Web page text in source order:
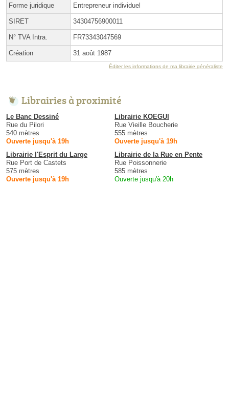
Forme juridique Entrepreneur individuel
SIRET 34304756900011
N° TVA Intra. FR73343047569
Création 31 août 1987
Éditer les informations de ma librairie généraliste
Librairies à proximité
Le Banc Dessiné
Rue du Pilori
540 mètres
Ouverte jusqu'à 19h
Librairie KOEGUI
Rue Vieille Boucherie
555 mètres
Ouverte jusqu'à 19h
Librairie l'Esprit du Large
Rue Port de Castets
575 mètres
Ouverte jusqu'à 19h
Librairie de la Rue en Pente
Rue Poissonnerie
585 mètres
Ouverte jusqu'à 20h